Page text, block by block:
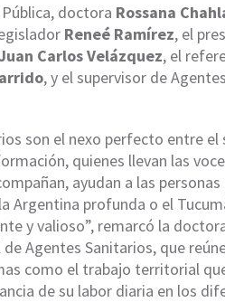
doctora Rossana
Reneé Ramírez, el
Carlos Velázquez, el
, y el supervisor de
son el nexo perfecto entre
quienes llevan las
ayudan a las
Argentina profunda o el
y valioso”, remarcó la
de Agentes Sanitarios, que
como el trabajo territorial
de su labor diaria en los